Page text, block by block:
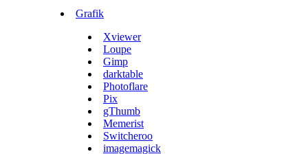
Grafik
Xviewer
Loupe
Gimp
darktable
Photoflare
Pix
gThumb
Memerist
Switcheroo
imagemagick